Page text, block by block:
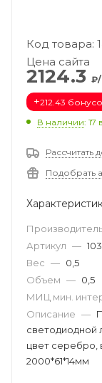
Код товара:
Цена сайта
2124.3
+212.43
В наличии: 17
Рассчитать
Подобрать
Артикул —
Вес — 0,5
Объем — 0,5
МИЦ мин.
Описание —
светодиодной
цвет серебро,
2000*61*14мм